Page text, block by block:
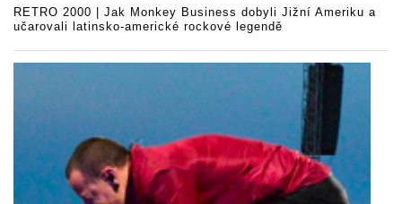
RETRO 2000 | Jak Monkey Business dobyli Jižní Ameriku a
učarovali latinsko-americké rockové legendě